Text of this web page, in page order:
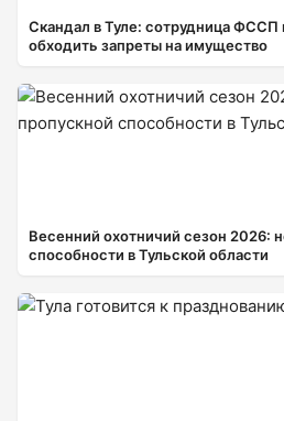
Скандал в Туле: сотрудница
обходить запреты на имущество
Весенний охотничий сезон 2026:
способности в Тульской области